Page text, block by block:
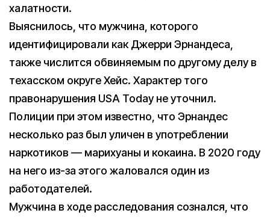
халатности.
Выяснилось, что мужчина, которого
идентифицировали как Джерри Эрнандеса,
также числится обвиняемым по другому делу в
техасском округе Хейс. Характер того
правонарушения USA Today не уточнил.
Полиции при этом известно, что Эрнандес
несколько раз был уличен в употреблении
наркотиков — марихуаны и кокаина. В 2020 году
на него из-за этого жаловался один из
работодателей.
Мужчина в ходе расследования сознался, что